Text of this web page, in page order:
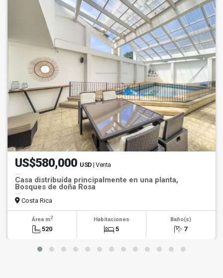
US$580,000 USD | Venta
Casa distribuída principalmente en una planta,
Bosques de doña Rosa
Costa Rica
Área m2
520
Habitaciones
5
Baño(s)
7